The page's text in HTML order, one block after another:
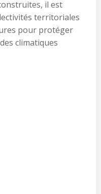
il est
territoriales
pour protéger
climatiques